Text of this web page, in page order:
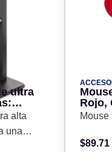
ultra
hasta
una lap
alta
una
Rojo,
$89.71